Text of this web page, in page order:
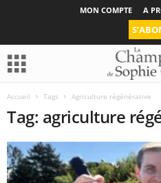
MON COMPTE A
Accueil Tags Agriculture régénérative
Tag: agriculture